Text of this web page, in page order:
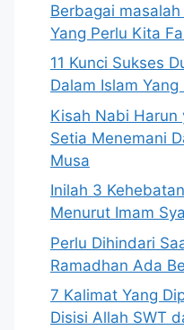
Berbagai
Yang Perlu Kita
11 Kunci Sukses
Dalam Islam
Kisah Nabi Harun
Setia Menemani
Musa
Inilah 3
Menurut Imam
Perlu Dihindari
Ramadhan Ada
7 Kalimat Yang
Disisi Allah SWT